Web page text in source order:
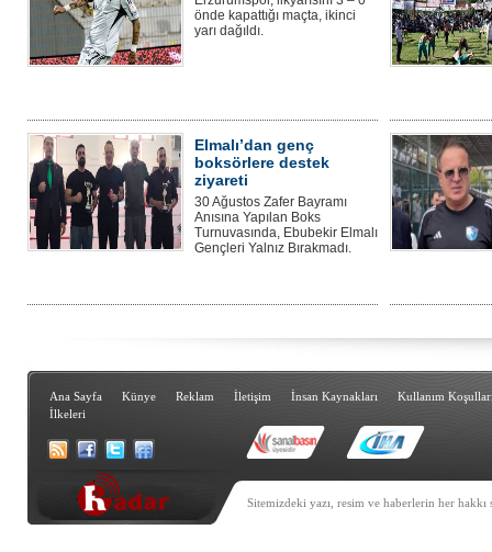
önde kapattığı maçta, ikinci
yarı dağıldı.
Elmalı’dan genç
boksörlere destek
ziyareti
30 Ağustos Zafer Bayramı
Anısına Yapılan Boks
Turnuvasında, Ebubekir Elmalı
Gençleri Yalnız Bırakmadı.
Ana Sayfa Künye Reklam İletişim İnsan Kaynakları
Kullanım
İlkeleri
Sitemizdeki yazı, resim ve haberlerin her